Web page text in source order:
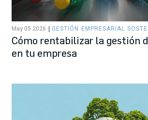
May 05 2026 GESTIÓN EMPRESARIAL
Cómo rentabilizar la gestión
en tu empresa